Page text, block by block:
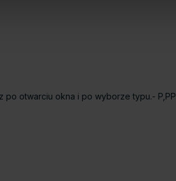
po otwarciu okna i po wyborze typu.- P,PP